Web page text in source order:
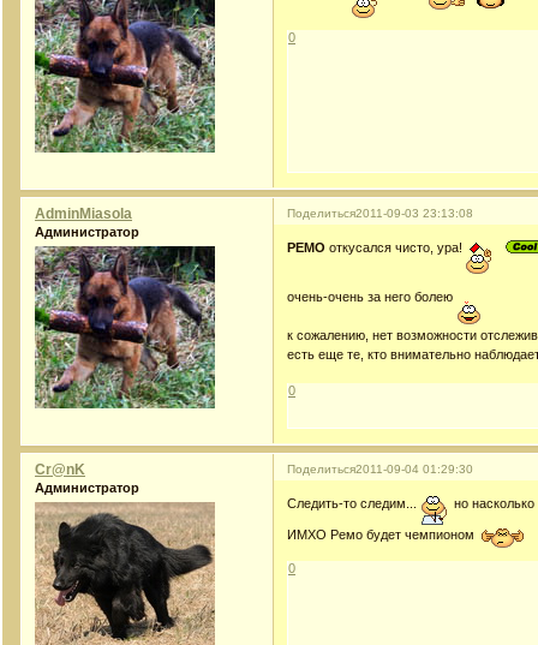
0
Поделиться2011-09-03 23:13:08
AdminMiasola
Администратор
РЕМО откусался чисто, ура!
очень-очень за него болею
к сожалению, нет возможности
есть еще те, кто внимательно
0
Поделиться2011-09-04 01:29:30
Cr@nK
Администратор
Cледить-то следим...
но
ИМХО Ремо будет чемпионом
0